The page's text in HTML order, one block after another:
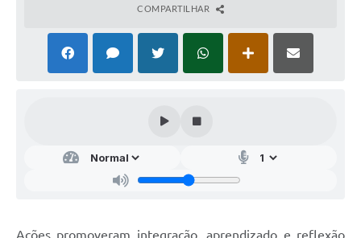
COMPARTILHAR
Ações promoveram integração, aprendizado e reflexão